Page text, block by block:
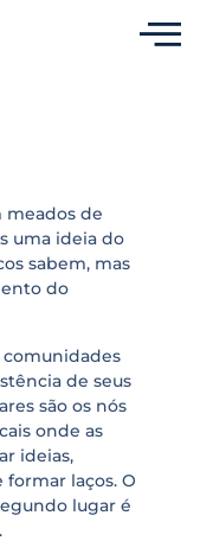
de
uma ideia do
sabem, mas
do
de seus
são os nós
onde as
ideias,
laços. O
lugar é